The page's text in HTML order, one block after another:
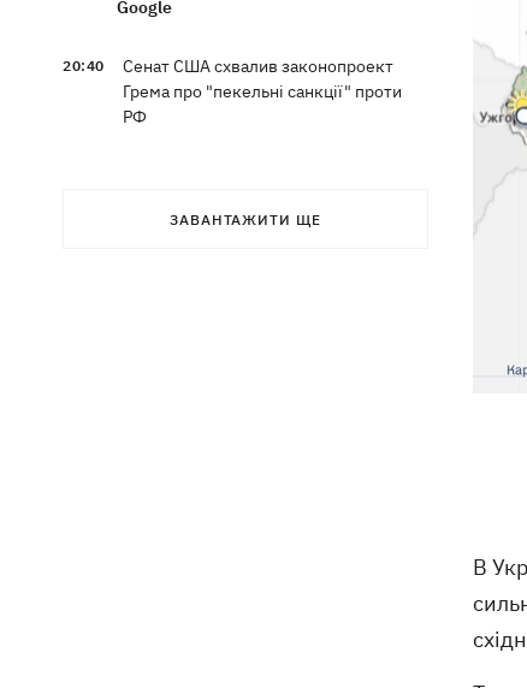
Google
20:40
Сенат США схвалив законопроект
Грема про "пекельні санкції" проти
РФ
ЗАВАНТАЖИТИ ЩЕ
В